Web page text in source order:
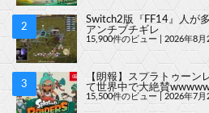
Switch2版『FF14』人が
アンチブチギレ
15,900件のビュー 2026年8月
【朗報】スプラトゥー
て世界中で大絶賛
15,500件のビュー 2026年7月